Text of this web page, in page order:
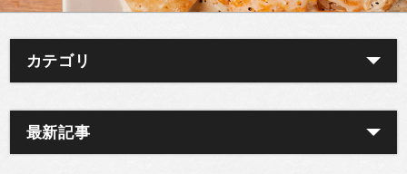
カテゴリ
最新記事